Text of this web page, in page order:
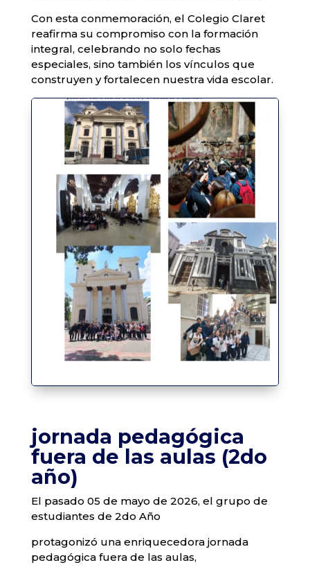
Con esta conmemoración, el Colegio Claret
reafirma su compromiso con la formación
integral, celebrando no solo fechas
especiales, sino también los vínculos que
construyen y fortalecen nuestra vida escolar.
jornada pedagógica
fuera de las aulas (2do
año)
El pasado 05 de mayo de 2026, el grupo de
estudiantes de 2do Año
protagonizó una enriquecedora jornada
pedagógica fuera de las aulas,